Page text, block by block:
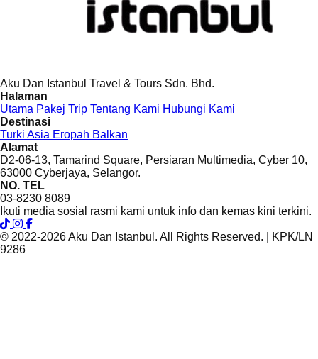
Aku Dan Istanbul Travel & Tours Sdn. Bhd.
Halaman
Utama Pakej Trip Tentang Kami Hubungi Kami
Destinasi
Turki Asia Eropah Balkan
Alamat
D2-06-13, Tamarind Square, Persiaran Multimedia, Cyber 10,
63000 Cyberjaya, Selangor.
NO. TEL
03-8230 8089
Ikuti media sosial rasmi kami untuk info dan kemas kini terkini.
© 2022-2026 Aku Dan Istanbul. All Rights Reserved. | KPK/LN
9286